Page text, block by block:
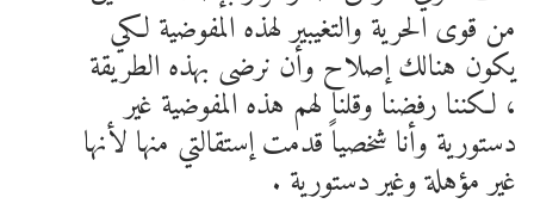
من قوى الحرية والتغيبير لهذه المفوضية لكي
يكون هنالك إصلاح وأن نرضى بهذه الطريقة
، لكننا رفضنا وقلنا لهم هذه المفوضية غير
دستورية وأنا شخصياً قدمت إستقالتي منها لأنها
غير مؤهلة وغير دستورية .